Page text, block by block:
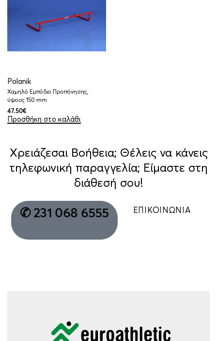
Polanik
Χαμηλό Εμπόδιο Προπόνησης,
ύψους 150 mm
47.50€
Προσθήκη στο καλάθι
Χρειάζεσαι Βοήθεια; Θέλεις να κάνεις
τηλεφωνική παραγγελία; Είμαστε στη
διάθεσή σου!
✆ 231 068 6555 ΕΠΙΚΟΙΝΩΝΙΑ